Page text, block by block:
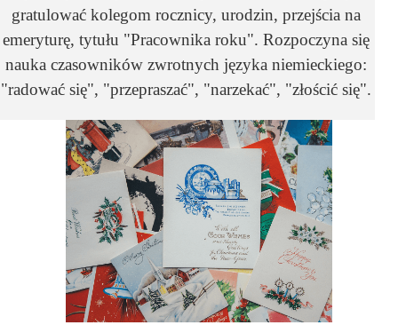
gratulować kolegom rocznicy, urodzin, przejścia na
emeryturę, tytułu "Pracownika roku". Rozpoczyna się
nauka czasowników zwrotnych języka niemieckiego:
"radować się", "przepraszać", "narzekać", "złościć się".